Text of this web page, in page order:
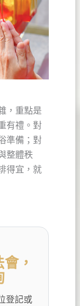
，重點是
有禮。對
準備；對
整體秩
得宜，就
，
登記或